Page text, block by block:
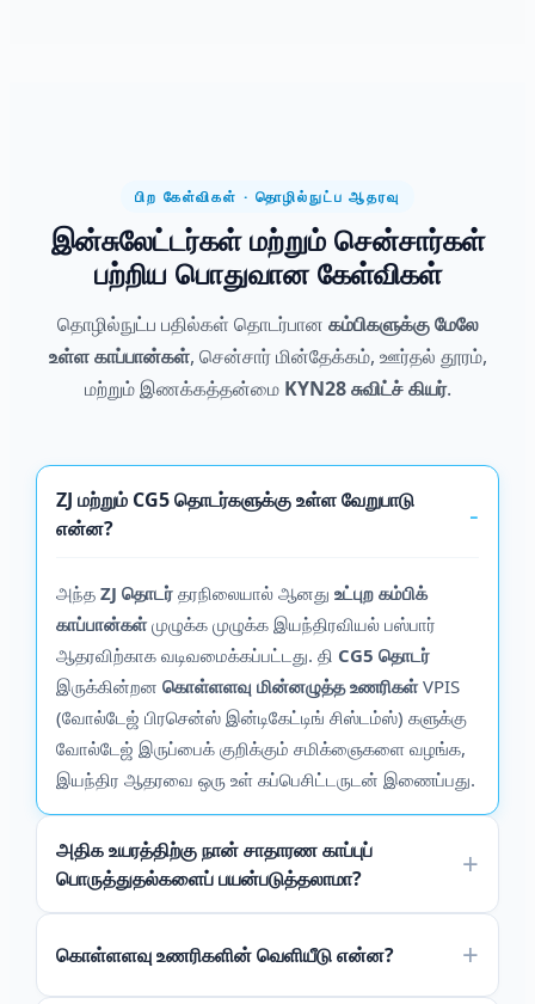
பிற கேள்விகள் · தொழில்நுட்ப ஆதரவு
இன்சுலேட்டர்கள் மற்றும் சென்சார்கள்
பற்றிய பொதுவான கேள்விகள்
தொழில்நுட்ப பதில்கள் தொடர்பான கம்பிகளுக்கு மேலே
உள்ள காப்பான்கள், சென்சார் மின்தேக்கம், ஊர்தல் தூரம்,
மற்றும் இணக்கத்தன்மை KYN28 சுவிட்ச் கியர்.
ZJ மற்றும் CG5 தொடர்களுக்கு உள்ள வேறுபாடு
என்ன?
அந்தZJ தொடர் தரநிலையால் ஆனதுஉட்புற கம்பிக்
காப்பான்கள்முழுக்க முழுக்க இயந்திரவியல் பஸ்பார்
ஆதரவிற்காக வடிவமைக்கப்பட்டது. தி CG5 தொடர்
இருக்கின்றனகொள்ளளவு மின்னழுத்த உணரிகள்VPIS
(வோல்டேஜ் பிரசென்ஸ் இன்டிகேட்டிங் சிஸ்டம்ஸ்) களுக்கு
வோல்டேஜ் இருப்பைக் குறிக்கும் சமிக்ஞைகளை வழங்க,
இயந்திர ஆதரவை ஒரு உள் கப்பெசிட்டருடன் இணைப்பது.
அதிக உயரத்திற்கு நான் சாதாரண காப்புப்
பொருத்துதல்களைப் பயன்படுத்தலாமா?
கொள்ளளவு உணரிகளின் வெளியீடு என்ன?